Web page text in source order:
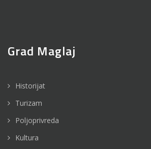
Grad Maglaj
Historijat
Turizam
Poljoprivreda
Kultura